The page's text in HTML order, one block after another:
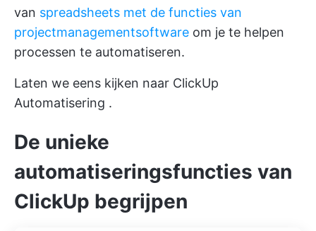
van spreadsheets met de functies van
projectmanagementsoftware om je te helpen
processen te automatiseren.
Laten we eens kijken naar ClickUp
Automatisering .
De unieke
automatiseringsfuncties van
ClickUp begrijpen